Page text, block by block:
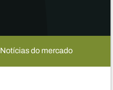
Notícias do mercado